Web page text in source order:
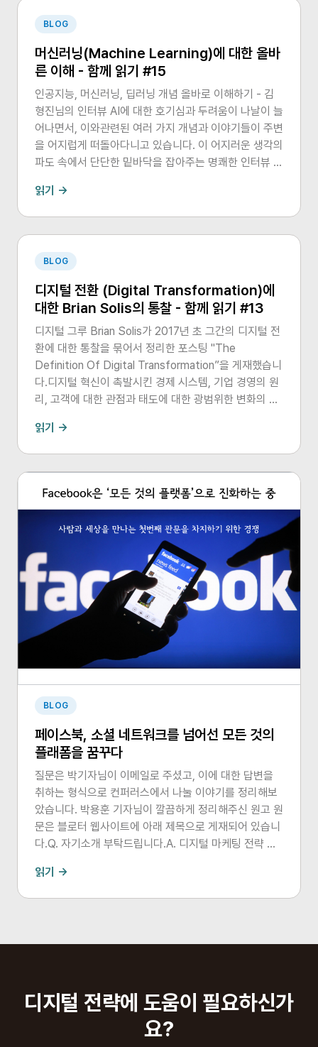
BLOG
머신러닝(Machine Learning)에 대한 올바
른 이해 - 함께 읽기 #15
인공지능, 머신러닝, 딥러닝 개념 올바로 이해하기 - 김
형진님의 인터뷰 AI에 대한 호기심과 두려움이 나날이 늘
어나면서, 이와관련된 여러 가지 개념과 이야기들이 주변
을 어지럽게 떠돌아다니고 있습니다. 이 어지러운 생각의
파도 속에서 단단한 밑바닥을 잡아주는 명쾌한 인터뷰 영
진님 인터뷰 (출처: 리얼밸리 ㅌㅇ (태용) 페이스북)
읽기 →
BLOG
디지털 전환 (Digital Transformation)에
대한 Brian Solis의 통찰 - 함께 읽기 #13
디지털 그루 Brian Solis가 2017년 초 그간의 디지털 전
환에 대한 통찰을 묶어서 정리한 포스팅 "The
Definition Of Digital Transformation”을 게재했습니
다.디지털 혁신이 촉발시킨 경제 시스템, 기업 경영의 원
리, 고객에 대한 관점과 태도에 대한 광범위한 변화의 내
입니다.6개의 단계로 표현된 기업 시스템의 변화는 우리
가 지금 현재 어떤 단계에 머무르고 있는지, 어떤 방향의
이뤄내기 위해 노력하고 있는지를 살펴볼 수 있는 소중한
‘지도’를 제공해주고 있습니다.글의 아래 부분에는 그간
글쓴이가 밝힌 디지털 전환의 담론에 대한 연관 포스팅들
이 리스트로 담겨져 있습니다. * The 6 Stages of
Digital Transformation * The 2016 State of
Digital Transformation * Digital T
읽기 →
BLOG
페이스북, 소셜 네트워크를 넘어선 모든 것의
플래폼을 꿈꾸다
질문은 박기자님이 이메일로 주셨고, 이에 대한 답변을
취하는 형식으로 컨퍼러스에서 나눌 이야기를 정리해보
았습니다. 박용훈 기자님이 깔끔하게 정리해주신 원고 원
문은 블로터 웹사이트에 아래 제목으로 게재되어 있습니
다.Q. 자기소개 부탁드립니다.A. 디지털 마케팅 전략 서
2017.02.01 사명 변경) 임명재 대표라고 합니다. 디지털
혁신의 태동기인 1998년부터 약 18년간 디지털 마케팅,
코카-콜라, 서울특별시, 캘러웨이골프 코리아, LG전자,
마케팅과 미디어는 물론, 비즈니스와 사람 관계, 사회 시
스템과 문화 전반에 미치는 혁신과 변화의 과정을 통찰하
고, 그 의미를 올바르게 읽어내는 것을 돕고 있습니다.Q.
읽기 →
디지털 전략에 도움이 필요하신가
요?